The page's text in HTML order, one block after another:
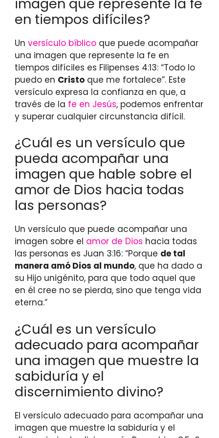
en tiempos difíciles?
Un versículo bíblico que puede acompañar
una imagen que represente la fe en
tiempos difíciles es Filipenses 4:13: “Todo lo
puedo en Cristo que me fortalece”. Este
versículo expresa la confianza en que, a
través de la fe en Jesús, podemos enfrentar
y superar cualquier circunstancia difícil.
¿Cuál es un versículo que
pueda acompañar una
imagen que hable sobre el
amor de Dios hacia todas
las personas?
Un versículo que puede acompañar una
imagen sobre el amor de Dios hacia todas
las personas es Juan 3:16: “Porque de tal
manera amó Dios al mundo, que ha dado a
su Hijo unigénito, para que todo aquel que
en él cree no se pierda, sino que tenga vida
eterna.”
¿Cuál es un versículo
adecuado para acompañar
una imagen que muestre la
sabiduría y el
discernimiento divino?
El versículo adecuado para acompañar una
imagen que muestre la sabiduría y el